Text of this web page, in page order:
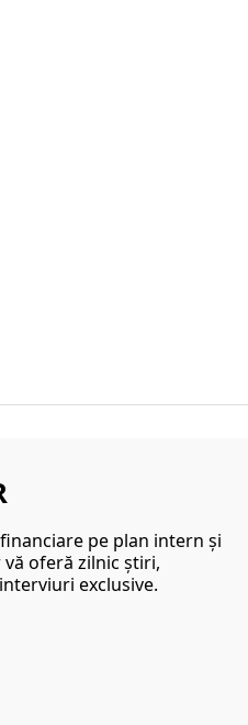
pe plan intern şi
oferă zilnic ştiri,
exclusive.